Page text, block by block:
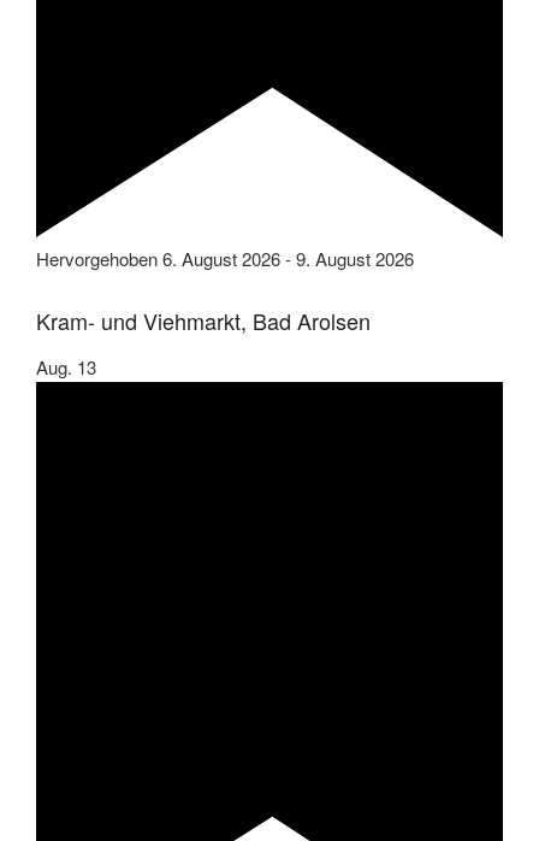
Hervorgehoben6. August 2026-9. August 2026
Kram- und Viehmarkt, Bad Arolsen
Aug. 13